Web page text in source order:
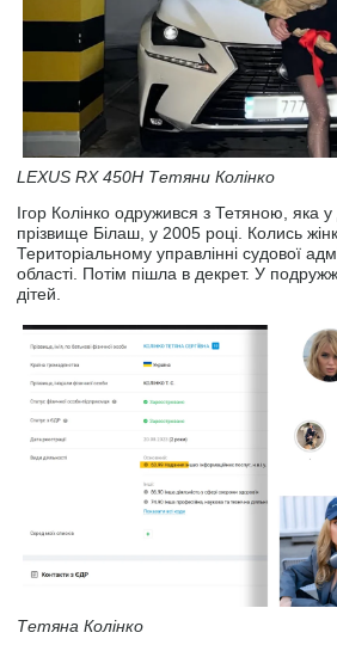
LEXUS RX 450H Тетяни Колінко
Ігор Колінко одружився з Тетяною, яка у
прізвище Білаш, у 2005 році. Колись
Територіальному управлінні судової
області. Потім пішла в декрет. У
дітей.
Тетяна Колінко